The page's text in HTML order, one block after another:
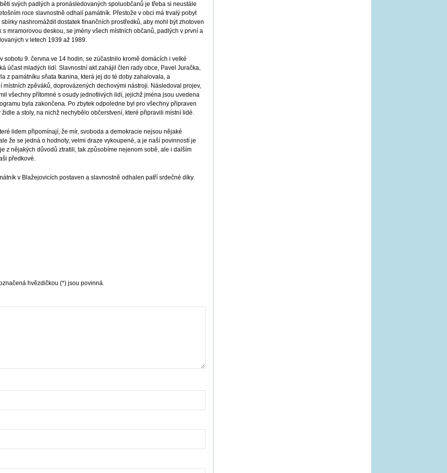
svých padlých a pronásledovaných spoluobčanů je třeba si neustále
roce slavnostně odhalí památník. Přestože v obci má trvalý pobyt
nashromáždit dostatek finančních prostředků, aby mohl být zhotoven
mramorovou deskou, se jmény všech místních občanů, padlých v první a
v letech 1939 až 1989.
9. června ve 14 hodin, se zúčastnilo kromě domácích i velké
účast mladých lidí. Slavnostní akt zahájil člen rady obce, Pavel Juračka,
z památníku sňata tkanina, která jej do té doby zahalovala, a
zpěváků, doprovázených dechovými nástroji. Následoval projev,
všechny přítomné s osudy jednotlivých lidí, jejichž jména jsou uvedena
byla zakončena. Po zbytek odpoledne byl pro všechny připraven
a stoly, na nichž nechybělo občerstvení, které připravili místní lidé.
lidem připomínají, že mír, svoboda a demokracie nejsou nějaké
že se jedná o hodnoty, velmi draze vykoupené, a je naší povinností je
z nějakých důvodů ztratili, tak způsobíme nejenom sobě, ale i dalším
předkové.
v Blažejovicích postaven a slavnostně odhalen patří srdečné díky.
hvězdičkou (*) jsou povinná.